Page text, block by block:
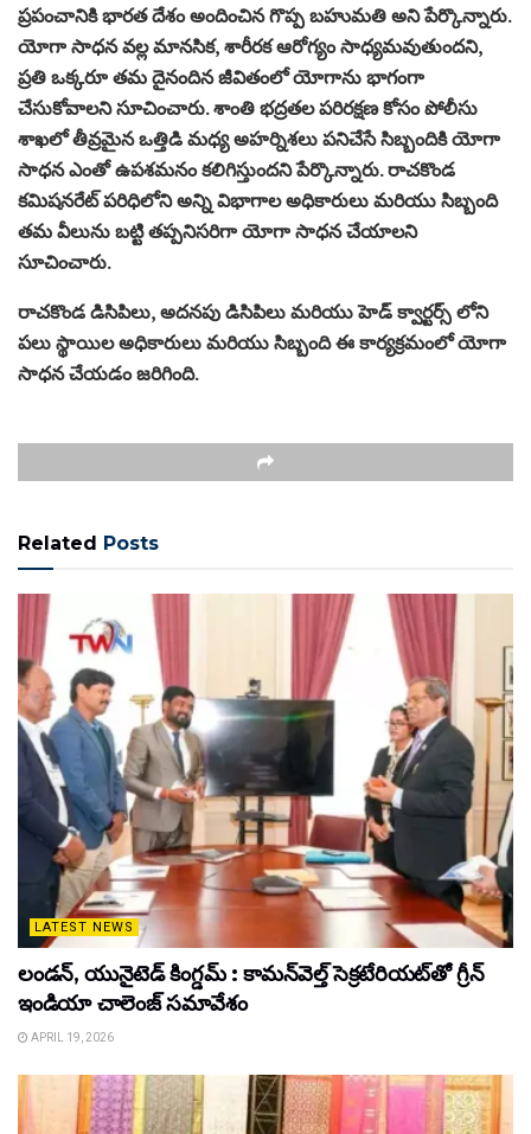
ప్రపంచానికి భారత దేశం అందించిన గొప్ప బహుమతి అని పేర్కొన్నారు.
యోగా సాధన వల్ల మానసిక, శారీరక ఆరోగ్యం సాధ్యమవుతుందని,
ప్రతి ఒక్కరూ తమ దైనందిన జీవితంలో యోగాను భాగంగా
చేసుకోవాలని సూచించారు. శాంతి భద్రతల పరిరక్షణ కోసం పోలీసు
శాఖలో తీవ్రమైన ఒత్తిడి మధ్య అహర్నిశలు పనిచేసే సిబ్బందికి యోగా
సాధన ఎంతో ఉపశమనం కలిగిస్తుందని పేర్కొన్నారు. రాచకొండ
కమిషనరేట్ పరిధిలోని అన్ని విభాగాల అధికారులు మరియు సిబ్బంది
తమ వీలును బట్టి తప్పనిసరిగా యోగా సాధన చేయాలని
సూచించారు.
రాచకొండ డిసిపిలు, అదనపు డిసిపిలు మరియు హెడ్ క్వార్టర్స్ లోని
పలు స్థాయిల అధికారులు మరియు సిబ్బంది ఈ కార్యక్రమంలో యోగా
సాధన చేయడం జరిగింది.
Related Posts
LATEST NEWS
లండన్, యునైటెడ్ కింగ్డమ్ : కామన్‌వెల్త్ సెక్రటేరియట్‌తో గ్రీన్
ఇండియా చాలెంజ్ సమావేశం
APRIL 19, 2026